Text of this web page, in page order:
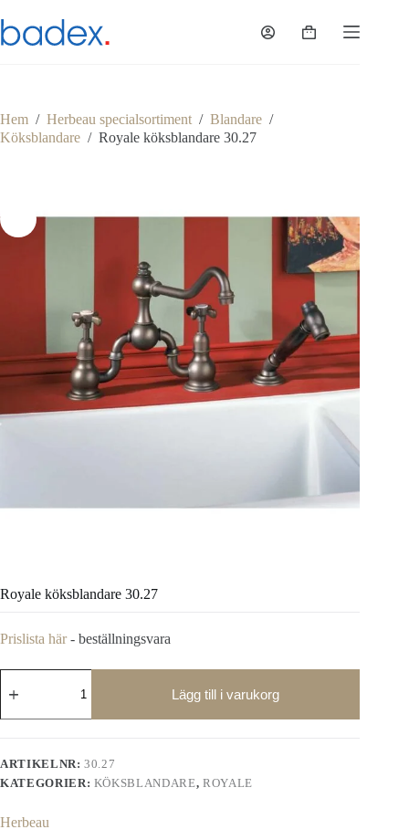
till
innehåll
Varukorg
Hem / Herbeau specialsortiment / Blandare /
Köksblandare / Royale köksblandare 30.27
Royale köksblandare 30.27
Prislista här- beställningsvara
köksblandare
mängd
Lägg till i varukorg
ARTIKELNR:30.27
KATEGORIER: KÖKSBLANDARE, ROYALE
Herbeau